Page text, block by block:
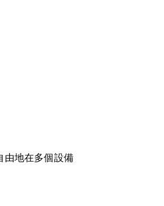
由地在多個設備